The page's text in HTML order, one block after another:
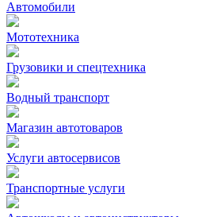
Автомобили
Мототехника
Грузовики и спецтехника
Водный транспорт
Магазин автотоваров
Услуги автосервисов
Транспортные услуги